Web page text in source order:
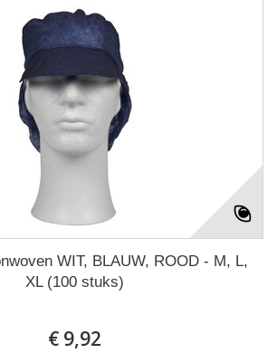
WIT, BLAUW, ROOD - M, L,
XL (100 stuks)
€ 9,92